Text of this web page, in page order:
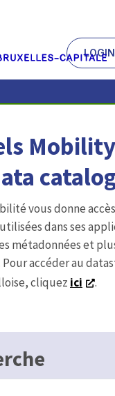
LOGIN
Mobility
vous donne
dans ses
métadonnées et
Pour accéder au
cliquez ici .